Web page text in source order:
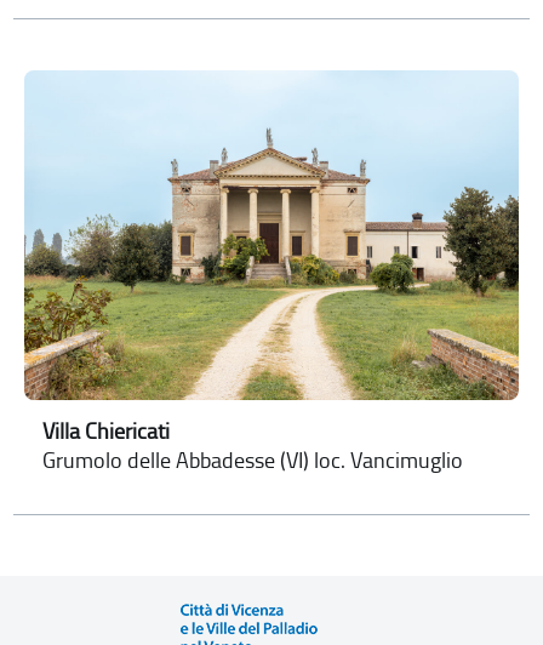
Villa Chiericati
Grumolo delle Abbadesse (VI) loc. Vancimuglio